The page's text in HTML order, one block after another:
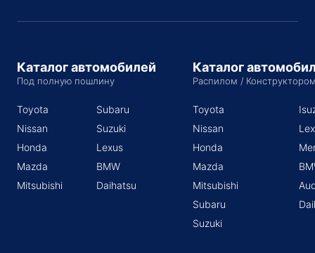
Каталог автомобилей
Под полную пошлину
Toyota
Nissan
Honda
Mazda
Mitsubishi
Subaru
Suzuki
Lexus
BMW
Daihatsu
Каталог
Распилом /
Toyota
Nissan
Honda
Mazda
Mitsubishi
Subaru
Suzuki